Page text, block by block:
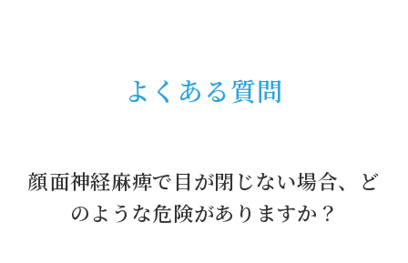
よくある質問
顔面神経麻痺で目が閉じない場合、ど
のような危険がありますか？